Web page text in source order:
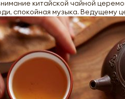
китайской чайной
спокойная музыка. Ведущему